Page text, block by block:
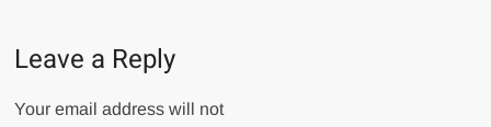
Leave a Reply
Your email address will not